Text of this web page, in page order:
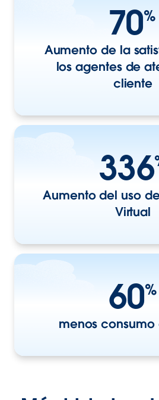
70%
Aumento de la
los agentes de
cliente
336
Aumento del uso
Virtual
60%
menos